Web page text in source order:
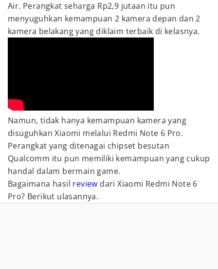
Air. Perangkat seharga Rp2,9 jutaan itu pun
menyuguhkan kemampuan 2 kamera depan dan 2
kamera belakang yang diklaim terbaik di kelasnya.
Namun, tidak hanya kemampuan kamera yang
disuguhkan Xiaomi melalui Redmi Note 6 Pro.
Perangkat yang ditenagai chipset besutan
Qualcomm itu pun memiliki kemampuan yang cukup
handal dalam bermain game.
Bagaimana hasil review dari Xiaomi Redmi Note 6
Pro? Berikut ulasannya.